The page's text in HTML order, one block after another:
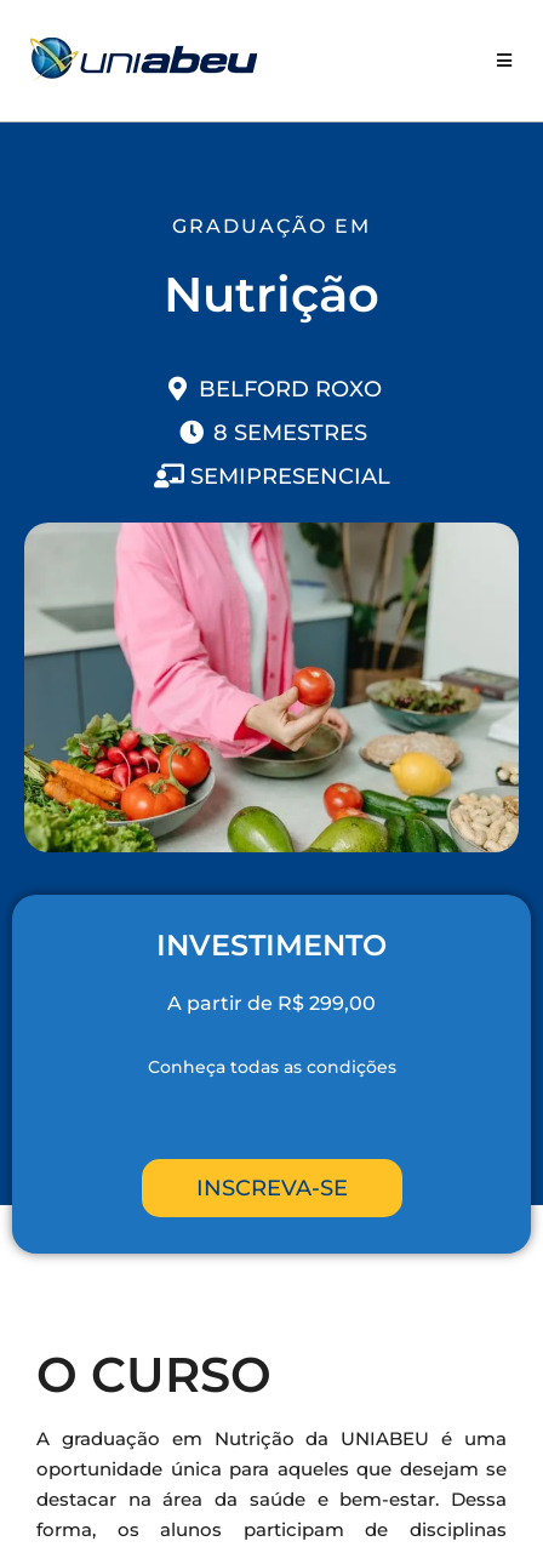
GRADUAÇÃO EM
Nutrição
BELFORD ROXO
8 SEMESTRES
SEMIPRESENCIAL
INVESTIMENTO
A partir de R$ 299,00
Conheça todas as condições
INSCREVA-SE
O CURSO
A graduação em Nutrição da UNIABEU é uma
oportunidade única para aqueles que desejam se
destacar na área da saúde e bem-estar. Dessa
forma, os alunos participam de disciplinas